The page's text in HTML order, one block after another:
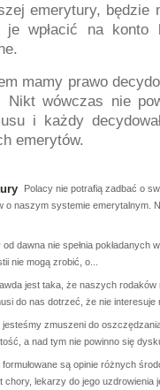
emerytury, będzie
je wpłacić na
mamy prawo
Nikt wówczas nie
i każdy
emerytów.
Polacy nie potrafią zadbać o
naszym systemie emerytalnym.
dawna nie spełnia pokładanych
nie mogą zrobić, o...
jest taka, że naszych rodaków
do nas dotrzeć, że nie interesuje
jesteśmy zmuszeni do
a nad tym nie powinno się
są opinie różnych
lekarzy do jego uzdrowienia